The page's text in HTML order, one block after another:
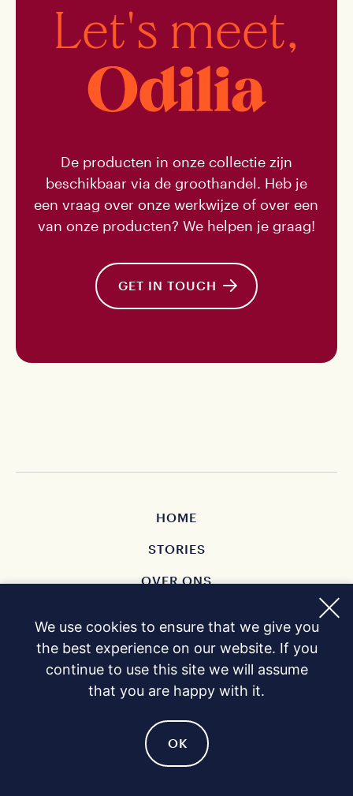
Let's meet,
De producten in onze collectie zijn
beschikbaar via de groothandel. Heb je
een vraag over onze werkwijze of over een
van onze producten? We helpen je graag!
GET IN TOUCH
HOME
STORIES
OVER ONS
KOPEN
PRIVACY POLICY
We use cookies to ensure that we give you
the best experience on our website. If you
continue to use this site we will assume
that you are happy with it.
OK